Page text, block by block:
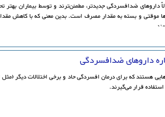
داروهای ضدافسردگی جدیدتر، مطمئن‌ترند و توسط بیماران
موقتی و بسته به مقدار مصرف است. بدین معنی که با کاهش
داروهای ضدافسردگی
هستند که برای درمان افسردگی حاد و برخی اختلالات دیگر
قرار می‌گیرند.